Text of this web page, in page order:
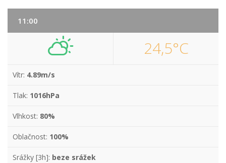
11:00
24,5°C
Vítr: 4.89m/s
Tlak: 1016hPa
Vlhkost: 80%
Oblačnost: 100%
Srážky [3h]: beze srážek